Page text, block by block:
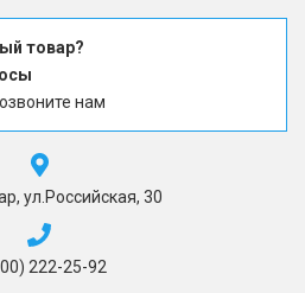
товар?
нам
ул.Российская, 30
222-25-92